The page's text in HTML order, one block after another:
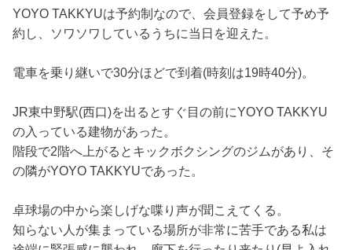
YOYO TAKKYUは予約制なので、会員登録をして予め予
約し、ソワソワしているうちに当日を迎えた。
電車を乗り継いで30分ほどで到着(時刻は19時40分)。
JR東中野駅(西口)を出るとすぐ目の前にYOYO TAKKYU
の入っている建物があった。
階段で2階へ上がるとキックボクシングのジムがあり、そ
の隣がYOYO TAKKYUであった。
卓球場の中から楽しげな喋り声が聞こえてくる。
知らない人が集まっている場所が非常に苦手である私は